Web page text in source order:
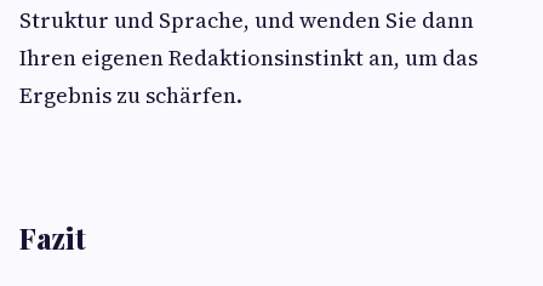
Struktur und Sprache, und wenden Sie dann
Ihren eigenen Redaktionsinstinkt an, um das
Ergebnis zu schärfen.
Fazit